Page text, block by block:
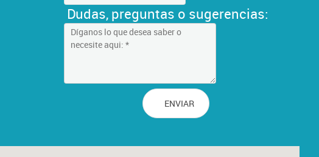
Dudas, preguntas o sugerencias:
ENVIAR